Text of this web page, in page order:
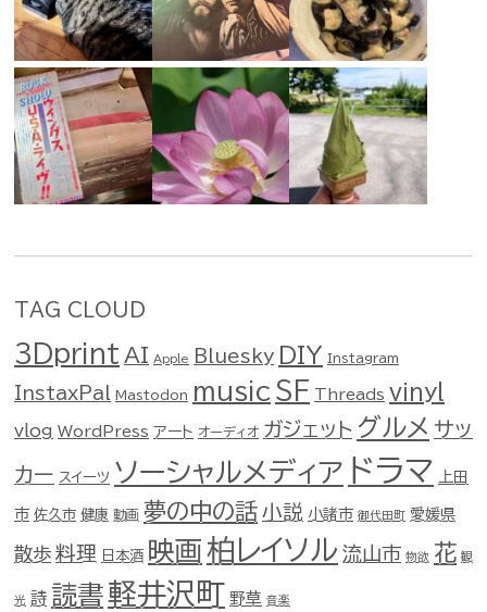
TAG CLOUD
3Dprint AI Apple Bluesky DIY Instagram
InstaxPal Mastodon music SF Threads vinyl
vlog WordPress アート オーディオ ガジェット グルメ サッ
カー スイーツ ソーシャルメディア ドラマ 上田
市 佐久市 健康 動画 夢の中の話 小説 小諸市 御代田町 愛媛県
散歩 料理 日本酒 映画 柏レイソル 流山市 物欲 花 観
光 詩 読書軽井沢町 野草 音楽